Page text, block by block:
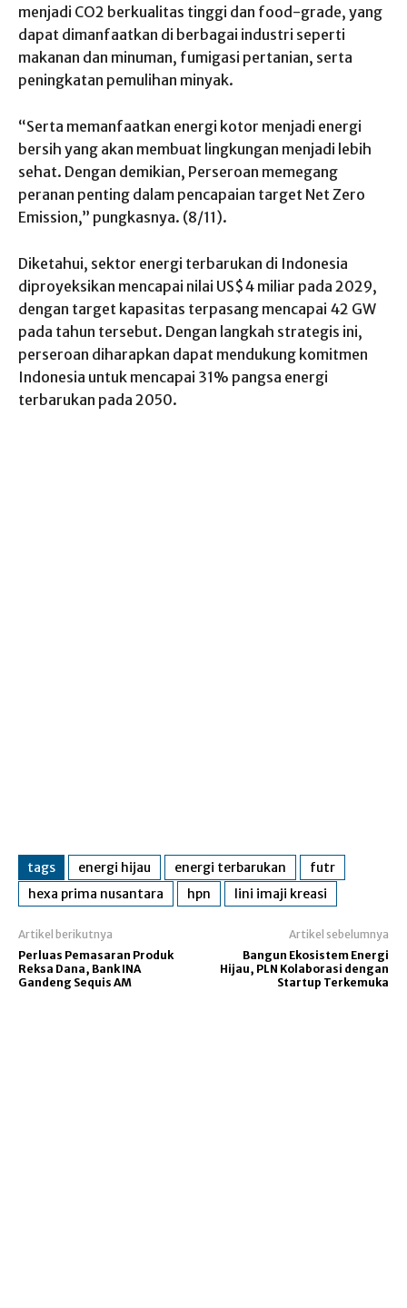
menjadi CO2 berkualitas tinggi dan food-grade, yang
dapat dimanfaatkan di berbagai industri seperti
makanan dan minuman, fumigasi pertanian, serta
peningkatan pemulihan minyak.
“Serta memanfaatkan energi kotor menjadi energi
bersih yang akan membuat lingkungan menjadi lebih
sehat. Dengan demikian, Perseroan memegang
peranan penting dalam pencapaian target Net Zero
Emission,” pungkasnya. (8/11).
Diketahui, sektor energi terbarukan di Indonesia
diproyeksikan mencapai nilai US$4 miliar pada 2029,
dengan target kapasitas terpasang mencapai 42 GW
pada tahun tersebut. Dengan langkah strategis ini,
perseroan diharapkan dapat mendukung komitmen
Indonesia untuk mencapai 31% pangsa energi
terbarukan pada 2050.
tags energi hijau energi terbarukan
futr
hexa prima nusantara
hpn lini imaji kreasi
Artikel berikutnya
Perluas Pemasaran Produk
Reksa Dana, Bank INA
Gandeng Sequis AM
Artikel sebelumnya
Bangun Ekosistem Energi
Hijau, PLN Kolaborasi dengan
Startup Terkemuka